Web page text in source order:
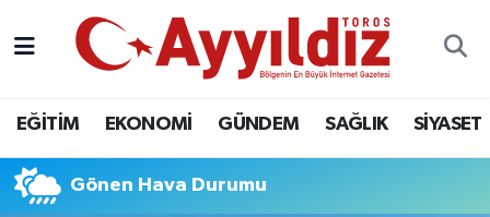
EĞİTİM EKONOMİ GÜNDEM SAĞLIK SİYASET
Gönen Hava Durumu